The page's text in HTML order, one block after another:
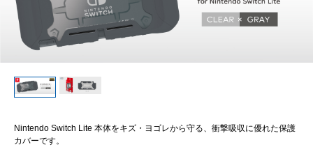
Nintendo Switch Lite 本体をキズ・ヨゴレから守る、衝撃吸収に優れた保護
カバーです。